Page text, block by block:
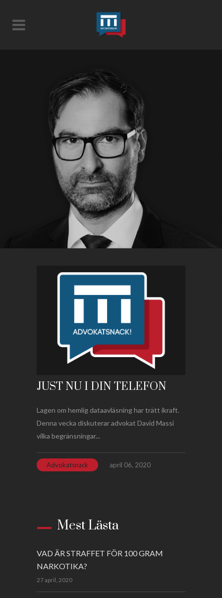
JUST NU I DIN TELEFON
Lagen om hemlig dataavläsning har trätt ikraft.
Denna vecka diskuterar advokat David Massi
vilka begränsningar...
Advokatsnack april 06, 2020
Mest Lästa
VAD ÄR STRAFFET FÖR 100 GRAM
NARKOTIKA?
27 april, 2020